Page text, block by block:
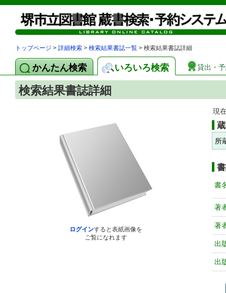
トップページ > 詳細検索 > 検索結果書誌一覧 > 検索結果書誌詳細
かんたん検索 いろいろ検索 貸出・
検索結果書誌詳細
ログインすると表紙画像を
ご覧になれます
現
所
書
著
著
出
出